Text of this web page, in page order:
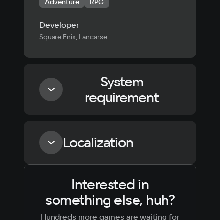
Adventure RPG
Developer
Square Enix, Lancarse
System
requirement
Minimum
Processor
Memory
8 GB ОЗУ
Localization
Language
Russian
Text Voiceover
Interested in
something else, huh?
Hundreds more games are waiting for